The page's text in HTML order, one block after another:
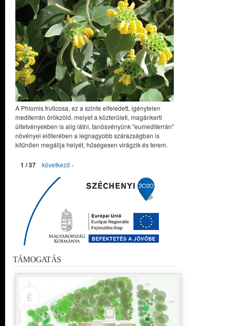
A Phlomis fruticosa, ez a szinte elfeledett, igénytelen
mediterrán örökzöld, melyet a közterületi, magánkerti
ültetvényekben is alig látni, tanösvényünk "eumediterrán"
növényei előterében a legnagyobb szárazságban is
kitűnően megállja helyét, hűségesen virágzik és terem.
1 / 37 következő ›
TÁMOGATÁS